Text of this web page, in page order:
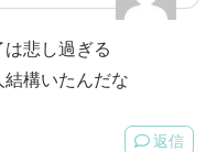
悲し過ぎる
構いたんだな
返信